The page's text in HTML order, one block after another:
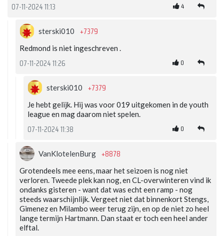
07-11-2024 11:13 4
sterski010 +7379
Redmond is niet ingeschreven .
07-11-2024 11:26 0
sterski010 +7379
Je hebt gelijk. Hij was voor 019 uitgekomen in de youth
league en mag daarom niet spelen.
07-11-2024 11:38 0
VanKlotelenBurg +8878
Grotendeels mee eens, maar het seizoen is nog niet
verloren. Tweede plek kan nog, en CL-overwinteren vind ik
ondanks gisteren - want dat was echt een ramp - nog
steeds waarschijnlijk. Vergeet niet dat binnenkort Stengs,
Gimenez en Milambo weer terug zijn, en op de niet zo heel
lange termijn Hartmann. Dan staat er toch een heel ander
elftal.